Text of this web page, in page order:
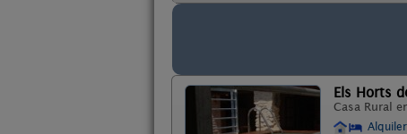
Els Horts
Casa Rural